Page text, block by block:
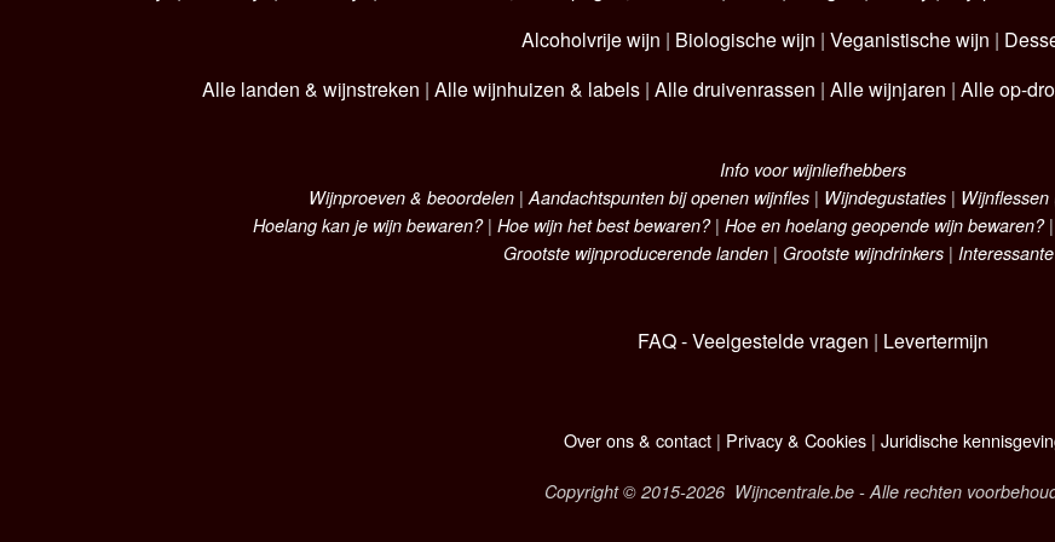
Alcoholvrije wijn | Biologische wijn | Veganistische wijn |
Alle landen & wijnstreken | Alle wijnhuizen & labels| Alle druivenrassen | Alle wijnjaren | Alle op-
Info voor wijnliefhebbers
Wijnproeven & beoordelen |Aandachtspunten bij openen wijnfles | Wijndegustaties |
Hoelang kan je wijn bewaren?| Hoe wijn het best bewaren?| Hoe en hoelang geopende wijn bewaren?|
Grootste wijnproducerende landen | Grootste wijndrinkers |
FAQ - Veelgestelde vragen | Levertermijn
Over ons & contact| Privacy & Cookies| Juridische
Copyright © 2015-2026 Wijncentrale.be - Alle rechten